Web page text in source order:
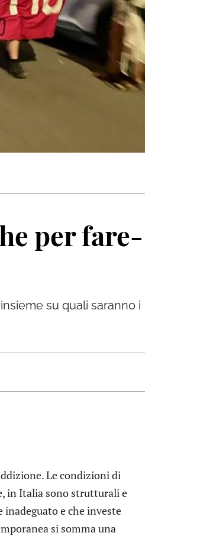
per fare-
su quali saranno i
Le condizioni di
in Italia sono strutturali e
e che investe
si somma una